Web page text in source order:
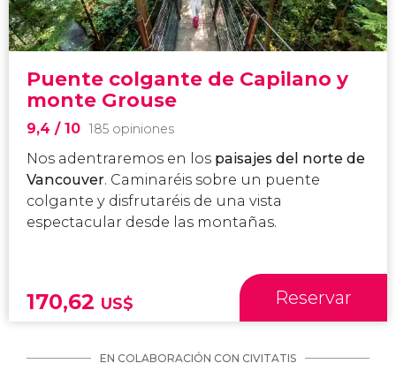
Puente colgante de Capilano y
monte Grouse
9,4 / 10 185 opiniones
Nos adentraremos en los paisajes del norte de
Vancouver. Caminaréis sobre un puente
colgante y disfrutaréis de una vista
espectacular desde las montañas.
170,62 US$ Reservar
EN COLABORACIÓN CON CIVITATIS